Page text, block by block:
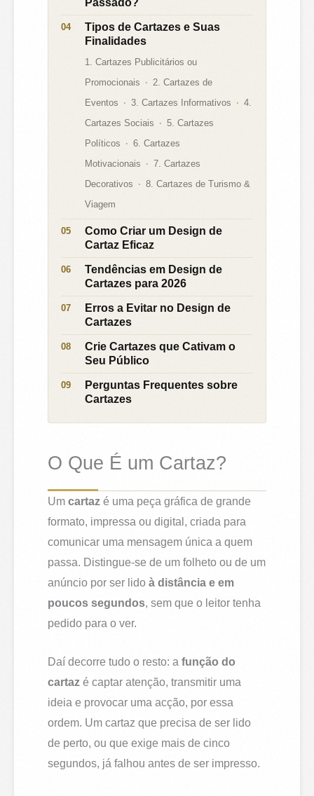
Passado?
Tipos de Cartazes e Suas
Finalidades
1. Cartazes Publicitários ou
Promocionais
2. Cartazes de
Eventos
3. Cartazes Informativos
4.
Cartazes Sociais
5. Cartazes
Políticos
6. Cartazes
Motivacionais
7. Cartazes
Decorativos
8. Cartazes de Turismo &
Viagem
Como Criar um Design de
Cartaz Eficaz
Tendências em Design de
Cartazes para 2026
Erros a Evitar no Design de
Cartazes
Crie Cartazes que Cativam o
Seu Público
Perguntas Frequentes sobre
Cartazes
O Que É um Cartaz?
Umcartaz é uma peça gráfica de grande
formato, impressa ou digital, criada para
comunicar uma mensagem única a quem
passa. Distingue-se de um folheto ou de um
anúncio por ser lidoà distância e em
poucos segundos, sem que o leitor tenha
pedido para o ver.
Daí decorre tudo o resto: afunção do
cartaz é captar atenção, transmitir uma
ideia e provocar uma acção, por essa
ordem. Um cartaz que precisa de ser lido
de perto, ou que exige mais de cinco
segundos, já falhou antes de ser impresso.